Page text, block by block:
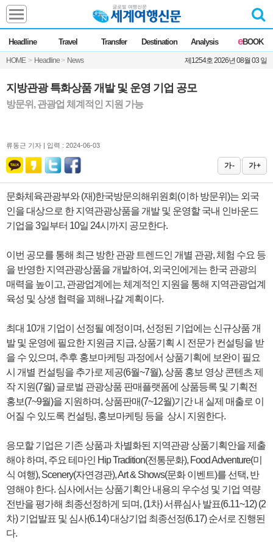
Headline Travel Transfer Destination Analysis eBOOK
HOME > Headline > News 제1254호 2026년 08월 03 일
Headline
전체 News
Commentary Opinion
Focus Marketing
ZoomIn
Transfer
Destination
지방관광 특화상품 개발 및 운영 기업 공모
방문위, 관광업 체계적인 지원 가능
류동근 기자 | 입력 : 2024-06-03
가 - 가 +
문화체육관광부와 (재)한국방문의해위원회(이하 방문위)는 외국
인을 대상으로 한 지역관광상품을 개발 및 운영할 국내 인바운드
기업을 3일부터 10일 24시까지 공모한다.
이번 공모를 통해 최근 방한 관광 트렌드인 개별 관광, 체험 수요 등
을 반영한 지역관광상품을 개발하여, 외국인에게는 한국 관광의
매력을 높이고, 관광업계에는 체계적인 지원을 통해 지역관광업계
육성 및 상생 협력을 꾀해나갈 계획이다.
최대 10개 기업이 선정될 예정이며, 선정된 기업에는 신규상품 개
발 및 운영에 필요한 지원금 지급, 상품기획 시 전문가 컨설팅을 받
을 수 있으며, 추후 홍보마케팅 과정에서 상품기획에 보완이 필요
시 개별 컨설팅을 추가로 제공(6월~7월), 상품 홍보 영상 콘텐츠 제
작 지원(7월) 글로벌 관광상품 판매플랫폼에 상품등록 및 기획전
홍보(7~9월)을 지원하며, 상품판매(7~12월)기간 내 실제 매출로 이
어질 수 있도록 컨설팅, 홍보마케팅 등을 상시 지원한다.
응모할 기업은 기존 상품과 차별화된 지역관광 상품기획안을 제출
해야 하며, 주요 테마인 Hip Tradition(전통문화), Food Adventure(미
식 여행), Scenery(자연경관), Art & Shows(문화 이벤트)를 선택, 반
영해야 한다. 심사에서는 상품기획안 내용의 우수성 및 기업 역량
전반을 평가해 최종선정하게 되며, (1차) 서류심사 발표(6.11~12) (2
차) 기업발표 및 심사(6.14) 대상기업 최종선정(6.17) 순서로 진행된
다.